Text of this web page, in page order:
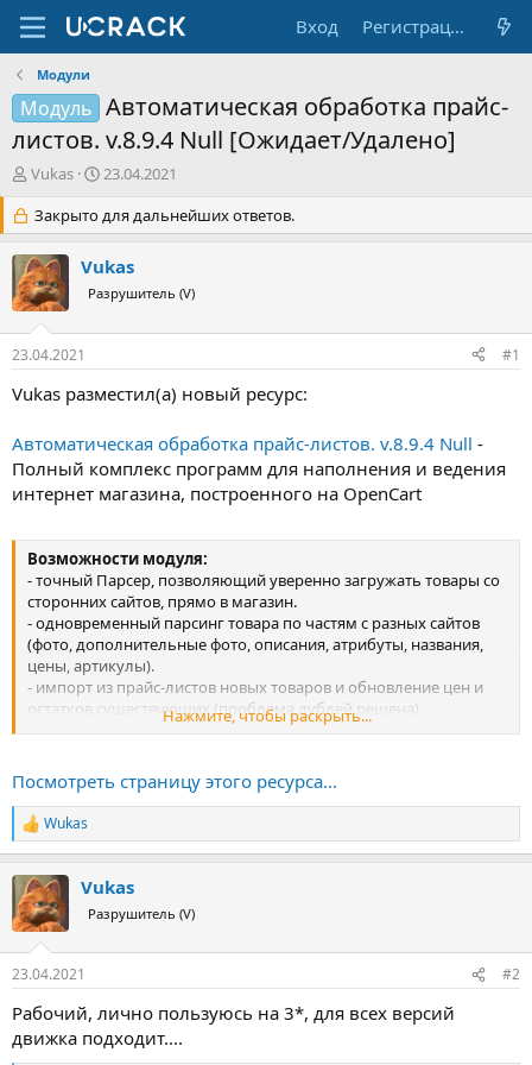
Вход Регистрация
Модули
Модуль Автоматическая обработка прайс-
листов. v.8.9.4 Null [Ожидает/Удалено]
А
т
о
р
т
е
м
Vukas
Д
т
а
н
а
ч
а
23.04.2021
Закрыто для дальнейших ответов.
Vukas
Разрушитель (V)
23.04.2021 #1
Vukas разместил(а) новый ресурс:
Автоматическая обработка прайс-листов. v.8.9.4 Null -
Полный комплекс программ для наполнения и ведения
интернет магазина, построенного на OpenCart
Возможности модуля:
- точный Парсер, позволяющий уверенно загружать товары со
сторонних сайтов, прямо в магазин.
- одновременный парсинг товара по частям с разных сайтов
(фото, дополнительные фото, описания, атрибуты, названия,
цены, артикулы).
- импорт из прайс-листов новых товаров и обновление цен и
остатков существующих (проблема дублей решена).
- универсальный SEO-шаблон для автоматического
- автоматический выбор...
Нажмите, чтобы раскрыть...
Посмотреть страницу этого ресурса...
Р
е
к
ц
и
Wukas
Vukas
Разрушитель (V)
23.04.2021 #2
Рабочий, лично пользуюсь на 3*, для всех версий
движка подходит....